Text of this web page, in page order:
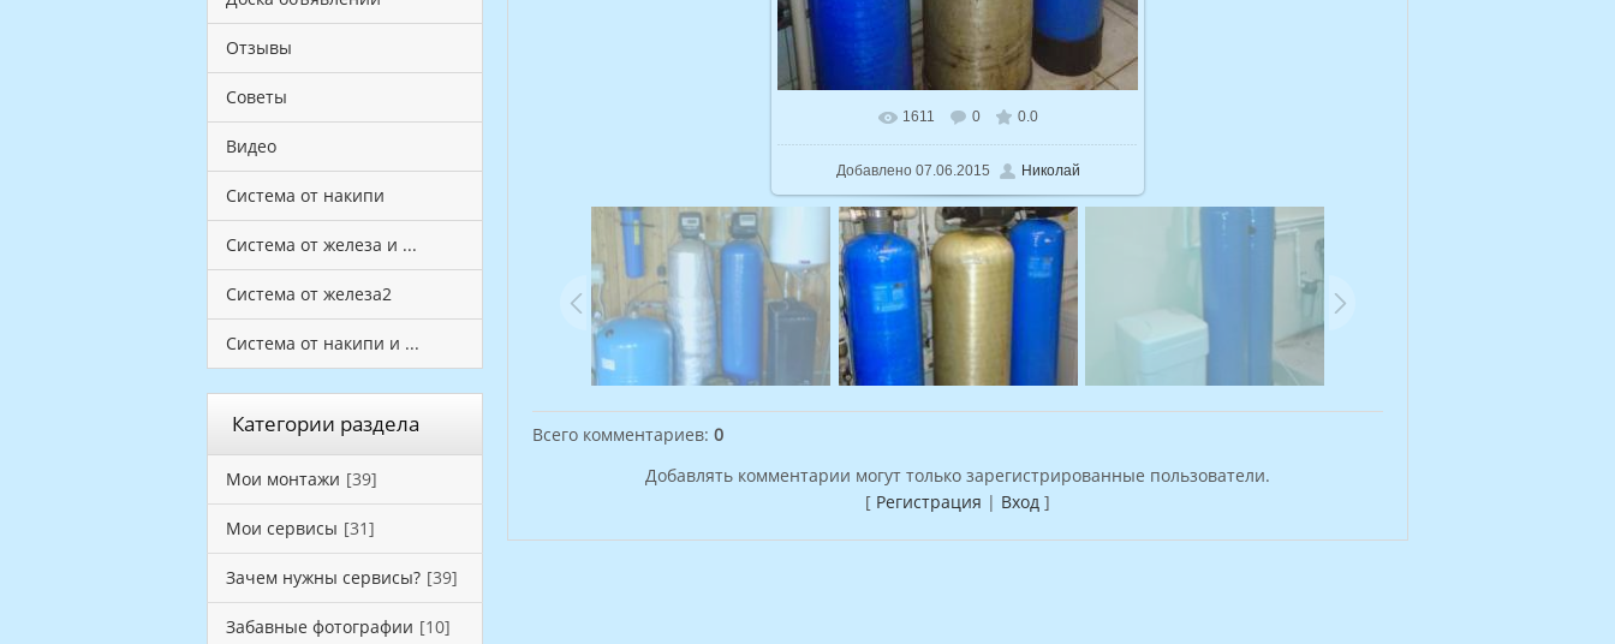
Отзывы
Советы
Видео
Система от накипи
Система от железа и ...
Система от железа2
Система от накипи и ...
Категории раздела
Мои монтажи [39]
Мои сервисы [31]
Зачем нужны сервисы? [39]
Забавные фотографии [10]
В реальном размере 960x1600
1611 0 0.0
Добавлено07.06.2015 Николай
Всего комментариев: 0
Добавлять комментарии могут только зарегистрированные пользователи.
[ Регистрация | Вход ]